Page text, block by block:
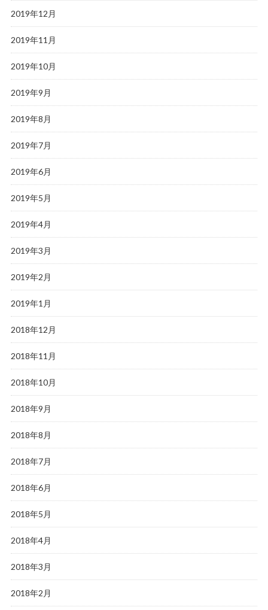
2019年12月
2019年11月
2019年10月
2019年9月
2019年8月
2019年7月
2019年6月
2019年5月
2019年4月
2019年3月
2019年2月
2019年1月
2018年12月
2018年11月
2018年10月
2018年9月
2018年8月
2018年7月
2018年6月
2018年5月
2018年4月
2018年3月
2018年2月